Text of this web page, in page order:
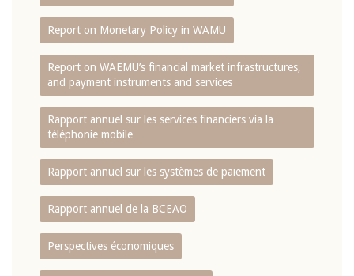
Report on Monetary Policy in WAMU
Report on WAEMU’s financial market infrastructures,
and payment instruments and services
Rapport annuel sur les services financiers via la
téléphonie mobile
Rapport annuel sur les systèmes de paiement
Rapport annuel de la BCEAO
Perspectives économiques